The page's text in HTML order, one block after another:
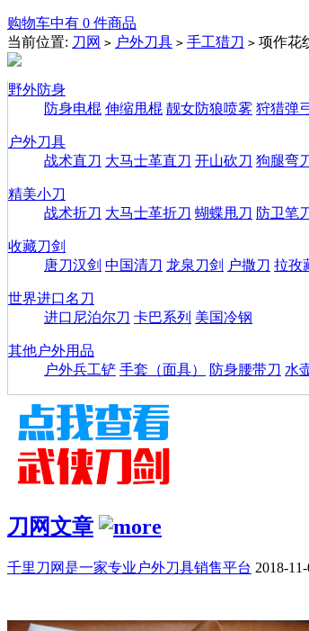
购物车中有 0 件商品
当前位置: 刀网 > 户外刀具 > 手工猎刀 > 项作花
野外防身
防身电棍 伸缩甩棍 靓女防狼喷雾 狩猎弹
户外刀具
战术直刀 大马士革直刀 开山砍刀 狗腿弯
精美小刀
战术折刀 大马士革折刀 蝴蝶甩刀 防卫笔
收藏刀剑
唐刀汉剑 中国清刀 龙泉刀剑 户撒刀 拉孜
世界进口名刀
进口尼泊尔刀 卡巴系列 美国冷钢
其他户外用品
户外兵工铲 手套（面具） 防身腰带刀 水
刀网文章
千里刀网是一家专业户外刀具销售平台 2018-